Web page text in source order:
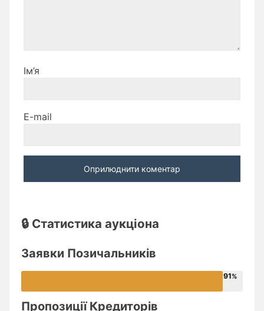
Ім’я
E-mail
🔒 Статистика аукціона
Заявки Позичальників
91
Пропозиції Кредиторів